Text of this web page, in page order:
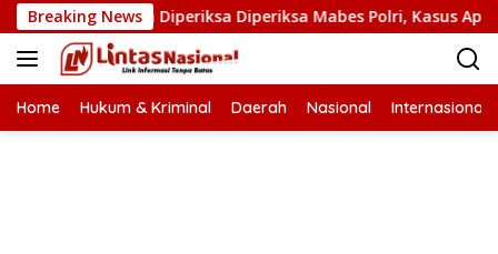
Langsung
ke
konten
Breaking News
Diperiksa Diperiksa Mabes Polri, Kasus Apa?
Home Hukum & Kriminal Daerah Nasional Internasional